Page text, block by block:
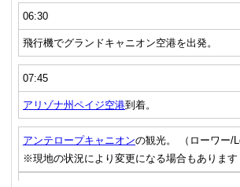
06:30
飛行機でグランドキャニオン空港を出発。
07:45
アリゾナ州ペイジ空港到着。
アンテロープキャニオンの観光。 （ローワー/
※現地の状況により変更になる場合もあります